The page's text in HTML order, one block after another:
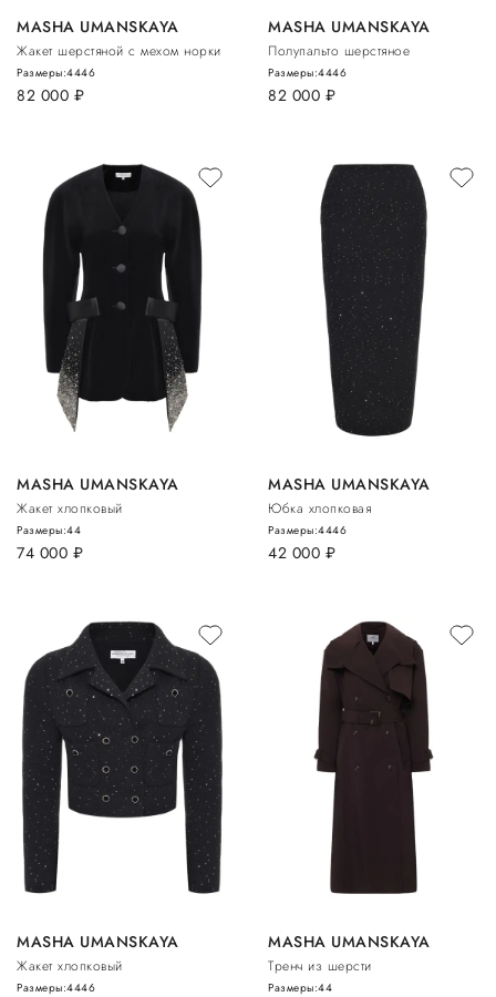
MASHA UMANSKAYA
Жакет шерстяной с мехом норки
82 000 руб.
Размеры:4446
MASHA UMANSKAYA
Полупальто шерстяное
82 000 руб.
Размеры:4446
MASHA UMANSKAYA
Жакет хлопковый
74 000 руб.
Размеры:44
MASHA UMANSKAYA
Юбка хлопковая
42 000 руб.
Размеры:4446
MASHA UMANSKAYA
Жакет хлопковый
Размеры:4446
MASHA UMANSKAYA
Тренч из шерсти
Размеры:44